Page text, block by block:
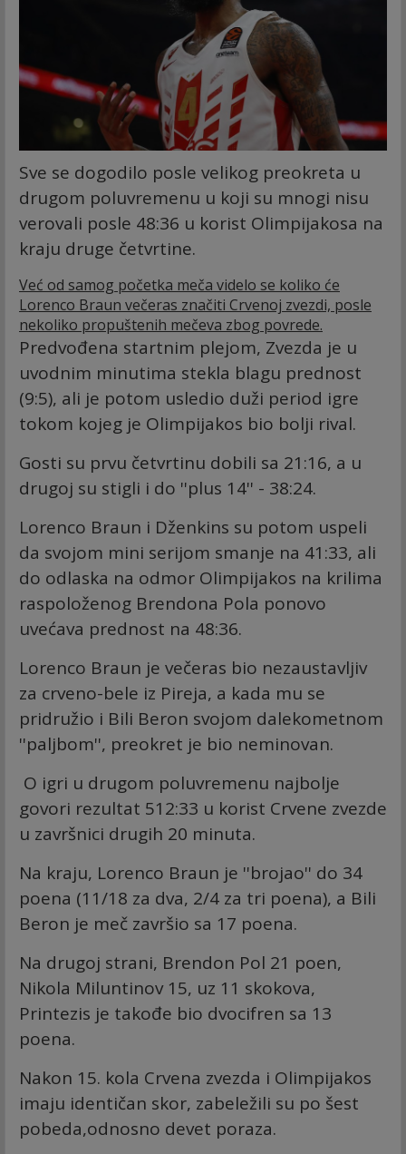
Sve se dogodilo posle velikog preokreta u
drugom poluvremenu u koji su mnogi nisu
verovali posle 48:36 u korist Olimpijakosa na
kraju druge četvrtine.
Već od samog početka meča videlo se koliko će
Lorenco Braun večeras značiti Crvenoj zvezdi, posle
nekoliko propuštenih mečeva zbog povrede.
Predvođena startnim plejom, Zvezda je u
uvodnim minutima stekla blagu prednost
(9:5), ali je potom usledio duži period igre
tokom kojeg je Olimpijakos bio bolji rival.
Gosti su prvu četvrtinu dobili sa 21:16, a u
drugoj su stigli i do ''plus 14'' - 38:24.
Lorenco Braun i Dženkins su potom uspeli
da svojom mini serijom smanje na 41:33, ali
do odlaska na odmor Olimpijakos na krilima
raspoloženog Brendona Pola ponovo
uvećava prednost na 48:36.
Lorenco Braun je večeras bio nezaustavljiv
za crveno-bele iz Pireja, a kada mu se
pridružio i Bili Beron svojom dalekometnom
''paljbom'', preokret je bio neminovan.
O igri u drugom poluvremenu najbolje
govori rezultat 512:33 u korist Crvene zvezde
u završnici drugih 20 minuta.
Na kraju, Lorenco Braun je ''brojao'' do 34
poena (11/18 za dva, 2/4 za tri poena), a Bili
Beron je meč završio sa 17 poena.
Na drugoj strani, Brendon Pol 21 poen,
Nikola Miluntinov 15, uz 11 skokova,
Printezis je takođe bio dvocifren sa 13
poena.
Nakon 15. kola Crvena zvezda i Olimpijakos
imaju identičan skor, zabeležili su po šest
pobeda,odnosno devet poraza.